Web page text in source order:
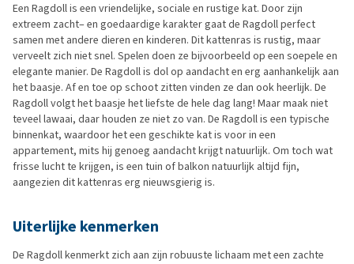
Een Ragdoll is een vriendelijke, sociale en rustige kat. Door zijn
extreem zacht– en goedaardige karakter gaat de Ragdoll perfect
samen met andere dieren en kinderen. Dit kattenras is rustig, maar
verveelt zich niet snel. Spelen doen ze bijvoorbeeld op een soepele en
elegante manier. De Ragdoll is dol op aandacht en erg aanhankelijk aan
het baasje. Af en toe op schoot zitten vinden ze dan ook heerlijk. De
Ragdoll volgt het baasje het liefste de hele dag lang! Maar maak niet
teveel lawaai, daar houden ze niet zo van. De Ragdoll is een typische
binnenkat, waardoor het een geschikte kat is voor in een
appartement, mits hij genoeg aandacht krijgt natuurlijk. Om toch wat
frisse lucht te krijgen, is een tuin of balkon natuurlijk altijd fijn,
aangezien dit kattenras erg nieuwsgierig is.
Uiterlijke kenmerken
De Ragdoll kenmerkt zich aan zijn robuuste lichaam met een zachte